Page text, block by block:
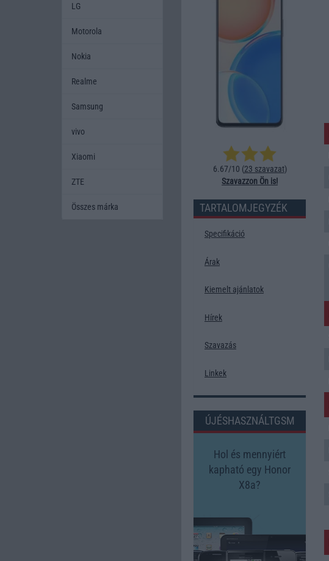
6.67/10 (23 szavazat)
Szavazzon Ön is!
TARTALOMJEGYZÉK
Specifikáció
Árak
Kiemelt ajánlatok
Hírek
Szavazás
Linkek
ÚJÉSHASZNÁLTGSM
Hol és mennyiért
kapható egy Honor
X8a?
LG
Motorola
Nokia
Realme
Samsung
vivo
Xiaomi
ZTE
Összes márka